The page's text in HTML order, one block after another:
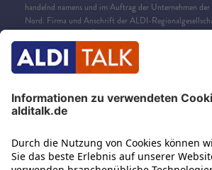
handelnd namens und im Auftrag der Unternehmen
Nord. Firma und Anschrift der ALDI-
automatisierte telefonische Hotline unter 0800-723
ALDI SÜD Dienstleistungs-SE & Co. oHG, Burgstraße
sued.de/filialenoder mittels unserer kostenlosen
800/8 00 25 34.
ALDI TALK Jahres-Pakete XS, S, L: Buchbar zum
9,99 €). Enthalten: Gespräche/SMS innerhalb DE und
Sondernr., (Mehrwert-) Dienste. EU-weite Daten-